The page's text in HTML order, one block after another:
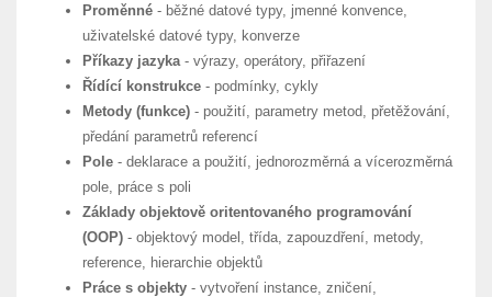
Proměnné - běžné datové typy, jmenné konvence,
uživatelské datové typy, konverze
Příkazy jazyka- výrazy, operátory, přiřazení
Řídící konstrukce - podmínky, cykly
Metody (funkce) - použití, parametry metod, přetěžování,
předání parametrů referencí
Pole - deklarace a použití, jednorozměrná a vícerozměrná
pole, práce s poli
Základy objektově oritentovaného programování
(OOP) - objektový model, třída, zapouzdření, metody,
reference, hierarchie objektů
Práce s objekty - vytvoření instance, zničení,